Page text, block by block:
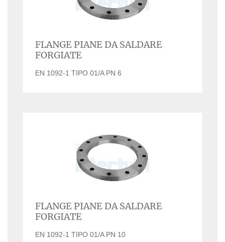
FLANGE PIANE DA SALDARE
FORGIATE
EN 1092-1 TIPO 01/A PN 6
FLANGE PIANE DA SALDARE
FORGIATE
EN 1092-1 TIPO 01/A PN 10